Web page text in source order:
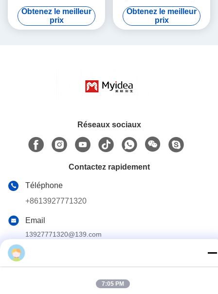
conférence moderne
Obtenez le meilleur
prix
moderne Table de
conférence en bois foncé
Avec des jambes en acier
Obtenez le meilleur
prix
Réseaux sociaux
Contactez rapidement
Téléphone
+8613927771320
Email
13927771320@139.com
Édifice G, 2e étage, n° 6 avenue Qihang, ville de Jiujiang,
7:05 PM